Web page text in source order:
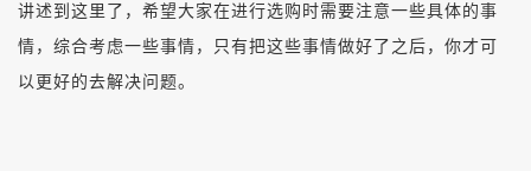
讲述到这里了，希望大家在进行选购时需要注意一些具体的事
情，综合考虑一些事情，只有把这些事情做好了之后，你才可
以更好的去解决问题。